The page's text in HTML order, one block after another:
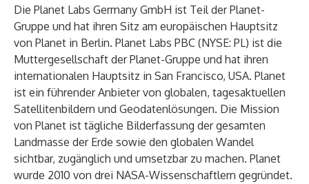
Die Planet Labs Germany GmbH ist Teil der Planet-
Gruppe und hat ihren Sitz am europäischen Hauptsitz
von Planet in Berlin. Planet Labs PBC (NYSE: PL) ist die
Muttergesellschaft der Planet-Gruppe und hat ihren
internationalen Hauptsitz in San Francisco, USA. Planet
ist ein führender Anbieter von globalen, tagesaktuellen
Satellitenbildern und Geodatenlösungen. Die Mission
von Planet ist tägliche Bilderfassung der gesamten
Landmasse der Erde sowie den globalen Wandel
sichtbar, zugänglich und umsetzbar zu machen. Planet
wurde 2010 von drei NASA-Wissenschaftlern gegründet.